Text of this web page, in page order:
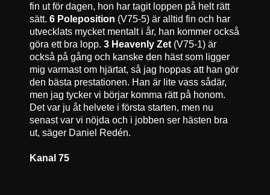
fin ut för dagen, hon har tagit loppen på helt rätt
sätt.6 Poleposition (V75-5) är alltid fin och har
utvecklats mycket mentalt i år, han kommer också
göra ett bra lopp.3 Heavenly Zet (V75-1) är
också på gång och kanske den häst som ligger
mig varmast om hjärtat, så jag hoppas att han gör
den bästa prestationen. Han är lite vass sådär,
men jag tycker vi börjar komma rätt på honom.
Det var ju åt helvete i första starten, men nu
senast var vi nöjda och i jobben ser hästen bra
ut, säger Daniel Redén.
Kanal 75